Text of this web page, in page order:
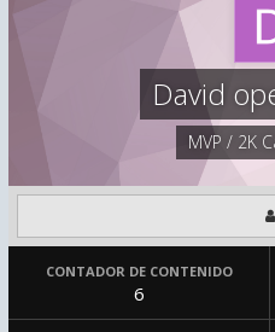
David
MVP / 2K
CONTADOR DE CONTENIDO
6